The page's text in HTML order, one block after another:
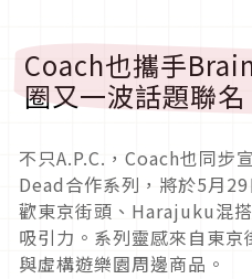
Coach也攜手
圈又一波話題聯名
不只A.P.C.，Coach也同步
Dead合作系列，將於5月
歡東京街頭、Harajuku混
吸引力。系列靈感來自東
與虛構遊樂園周邊商品。